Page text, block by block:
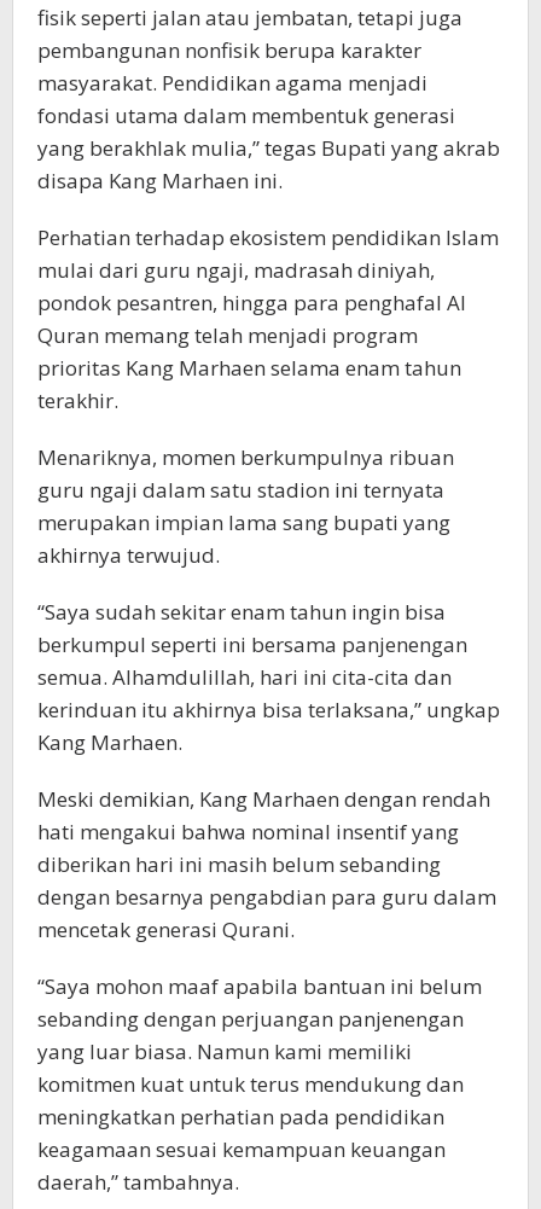
fisik seperti jalan atau jembatan, tetapi juga
pembangunan nonfisik berupa karakter
masyarakat. Pendidikan agama menjadi
fondasi utama dalam membentuk generasi
yang berakhlak mulia,” tegas Bupati yang akrab
disapa Kang Marhaen ini.
Perhatian terhadap ekosistem pendidikan Islam
mulai dari guru ngaji, madrasah diniyah,
pondok pesantren, hingga para penghafal Al
Quran memang telah menjadi program
prioritas Kang Marhaen selama enam tahun
terakhir.
Menariknya, momen berkumpulnya ribuan
guru ngaji dalam satu stadion ini ternyata
merupakan impian lama sang bupati yang
akhirnya terwujud.
“Saya sudah sekitar enam tahun ingin bisa
berkumpul seperti ini bersama panjenengan
semua. Alhamdulillah, hari ini cita-cita dan
kerinduan itu akhirnya bisa terlaksana,” ungkap
Kang Marhaen.
Meski demikian, Kang Marhaen dengan rendah
hati mengakui bahwa nominal insentif yang
diberikan hari ini masih belum sebanding
dengan besarnya pengabdian para guru dalam
mencetak generasi Qurani.
“Saya mohon maaf apabila bantuan ini belum
sebanding dengan perjuangan panjenengan
yang luar biasa. Namun kami memiliki
komitmen kuat untuk terus mendukung dan
meningkatkan perhatian pada pendidikan
keagamaan sesuai kemampuan keuangan
daerah,” tambahnya.